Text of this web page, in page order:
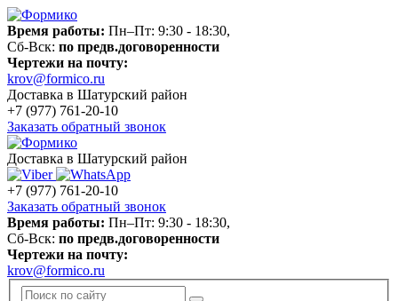
Время работы: Пн–Пт: 9:30 - 18:30,
Сб-Вск: по предв.договоренности
Чертежи на почту:
krov@formico.ru
Доставка в Шатурский район
+7 (977) 761-20-10
Заказать обратный звонок
Доставка в Шатурский район
+7 (977) 761-20-10
Заказать обратный звонок
Время работы: Пн–Пт: 9:30 - 18:30,
Сб-Вск: по предв.договоренности
Чертежи на почту:
krov@formico.ru